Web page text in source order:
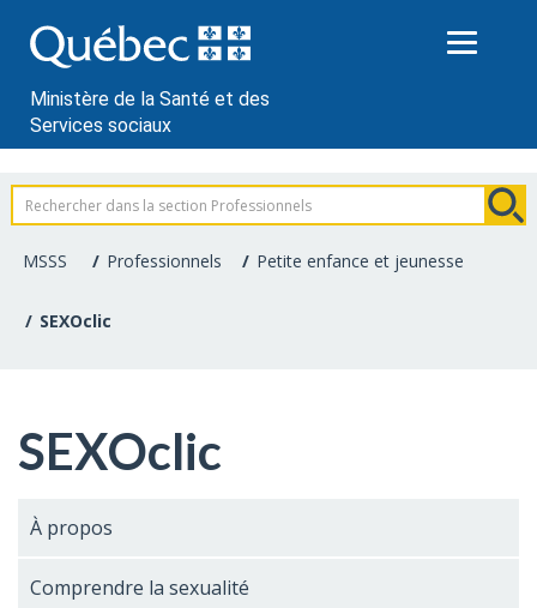
au
contenu
Ministère de la Santé et des
Services sociaux
Information
pour
les
de
la
santé
MSSS Professionnels Petite enfance et jeunesse
SEXOclic
SEXOclic
À propos
Comprendre la sexualité